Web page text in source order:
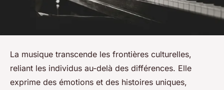
La musique transcende les frontières culturelles,
reliant les individus au-delà des différences. Elle
exprime des émotions et des histoires uniques,